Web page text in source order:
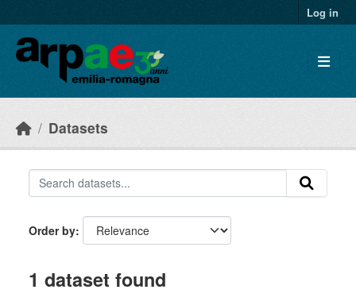
Log in
Datasets
Order by
1 dataset found